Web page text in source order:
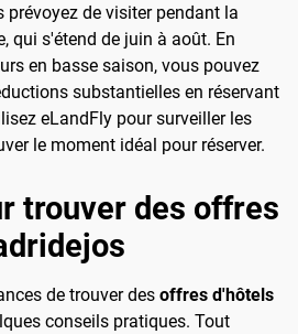
prévoyez de visiter pendant la
qui s'étend de juin à août. En
en basse saison, vous pouvez
substantielles en réservant
eLandFly pour surveiller les
le moment idéal pour réserver.
trouver des offres
de trouver des offres d'hôtels
conseils pratiques. Tout